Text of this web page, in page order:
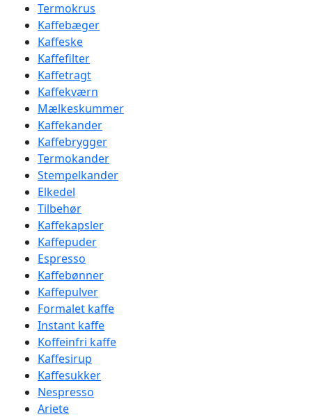
Termokrus
Kaffebæger
Kaffeske
Kaffefilter
Kaffetragt
Kaffekværn
Mælkeskummer
Kaffekander
Kaffebrygger
Termokander
Stempelkander
Elkedel
Tilbehør
Kaffekapsler
Kaffepuder
Espresso
Kaffebønner
Kaffepulver
Formalet kaffe
Instant kaffe
Koffeinfri kaffe
Kaffesirup
Kaffesukker
Nespresso
Ariete